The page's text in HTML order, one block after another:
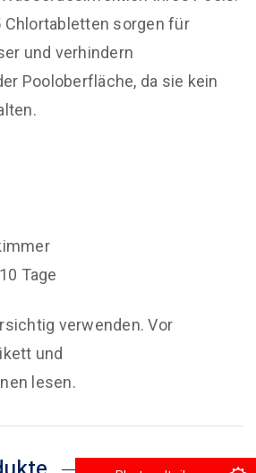
Chlortabletten sorgen für
und verhindern
Pooloberfläche, da sie kein
Tage
verwenden. Vor
und
lesen.